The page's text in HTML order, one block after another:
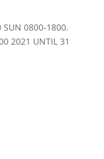
SUN 0800-1800.
2021 UNTIL 31